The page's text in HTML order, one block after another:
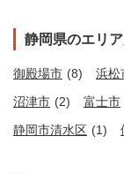
静岡県のエリ
御殿場市 (8) 浜松
沼津市 (2) 富士市
静岡市清水区 (1)